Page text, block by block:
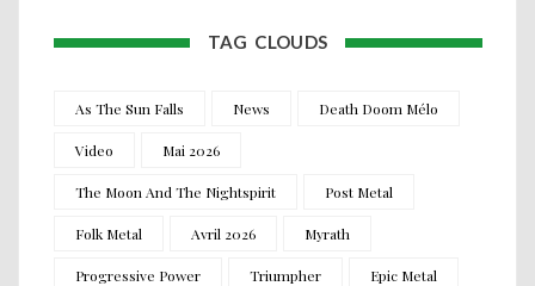
TAG CLOUDS
As The Sun Falls News Death Doom Mélo
Video Mai 2026
The Moon And The Nightspirit Post Metal
Folk Metal Avril 2026 Myrath
Progressive Power Triumpher Epic Metal